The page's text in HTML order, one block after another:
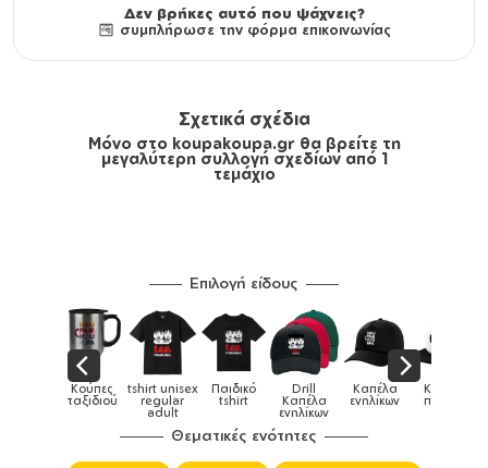
Δεν βρήκες αυτό που ψάχνεις?
συμπλήρωσε την φόρμα επικοινωνίας
Σχετικά σχέδια
Μόνο στο koupakoupa.gr θα βρείτε τη
μεγαλύτερη συλλογή σχεδίων από 1
τεμάχιο
Επιλογή είδους
Κούπες
ταξιδιού
tshirt unisex
regular
adult
Παιδικό
tshirt
Drill
Καπέλα
ενηλίκων
Καπέλα
ενηλίκων
Καπέλα
παιδικά
Θεματικές ενότητες